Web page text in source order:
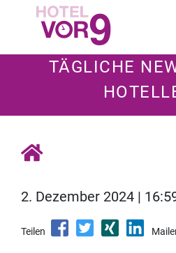
TÄGLICHE
2. Dezember 2024 |
Teilen